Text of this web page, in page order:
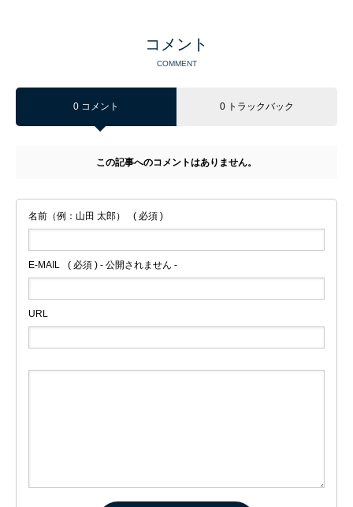
コメント
COMMENT
0 コメント 0 トラックバック
この記事へのコメントはありません。
名前（例：山田 太郎） ( 必須 )
E-MAIL ( 必須 ) - 公開されません -
URL